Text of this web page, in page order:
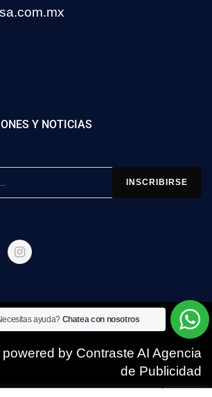
Y NOTICIAS
© 2025 SIMEX
by Contraste AI Agencia
de Publicidad
ayuda? Chatea con nosotros